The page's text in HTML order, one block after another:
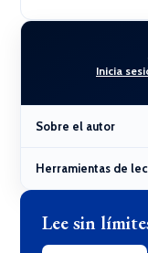
Inicia
Sobre el autor
Herramientas de
Lee sin